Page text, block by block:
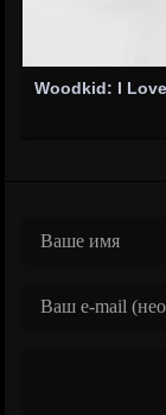
Woodkid: I